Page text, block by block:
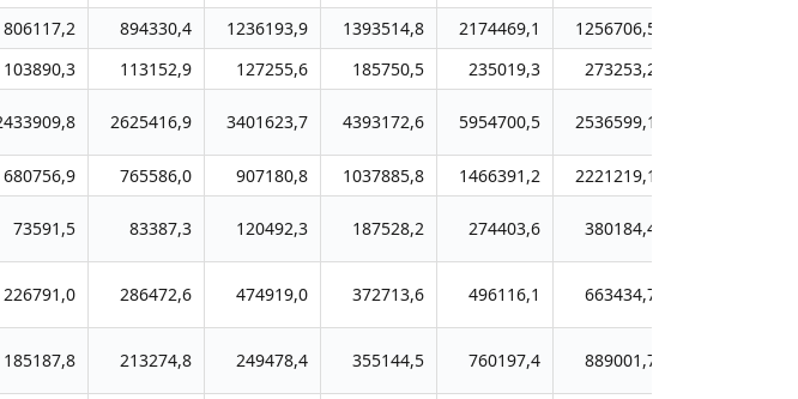
806117,2 894330,4 1236193,9 1393514,8 2174469,1 1256706,5
103890,3 113152,9 127255,6 185750,5 235019,3 273253,2
2625416,9 3401623,7 4393172,6 5954700,5 2536599,1
680756,9 765586,0 907180,8 1037885,8 1466391,2 2221219,1
73591,5 83387,3 120492,3 187528,2 274403,6 380184,4
226791,0 286472,6 474919,0 372713,6 496116,1 663434,7
185187,8 213274,8 249478,4 355144,5 760197,4 889001,7